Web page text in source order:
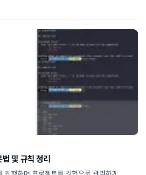
설정을 요구하지 않고, 스크롤만 계속하면 십수
우아한 스크롤 UI를 제공한다. 일반 은행이
스를 제공하는 이유는 시스템 아키텍처
일반적인 분리 구조 (채널계와 계정계)계정계
실제로 유저의 돈을 다루며 원본 데이터가
및 규칙 정리
진행하며 프로젝트를 깃헙으로 관리하게